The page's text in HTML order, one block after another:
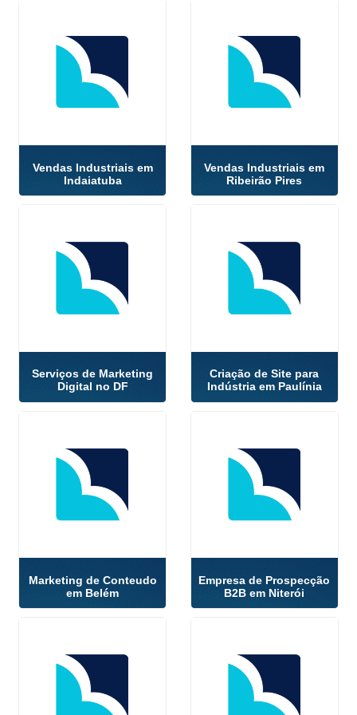
Vendas Industriais em
Indaiatuba
Vendas Industriais em
Ribeirão Pires
Serviços de Marketing
Digital no DF
Criação de Site para
Indústria em Paulínia
Marketing de Conteudo
em Belém
Empresa de Prospecção
B2B em Niterói